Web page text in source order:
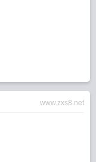
www.zxs8.net